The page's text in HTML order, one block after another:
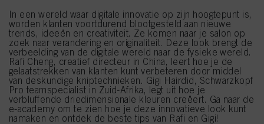
In een wereld waar digitale innovatie op zijn hoogtepunt is,
worden klanten voortdurend blootgesteld aan nieuwe
trends, ideeën en creativiteit. Ze komen naar je salon op
zoek naar verandering en originaliteit. Deze look brengt de
verbeelding van de digitale wereld naar de fysieke wereld.
Rafi Cheng, creatief directeur in China, leert hoe je de
gelaatstrekken van klanten kunt verbeteren door middel
van deskundige kniptechnieken. Gigi Hairdid, Schwarzkopf
Pro teamspecialist in Zuid-Afrika, legt uit hoe je
verbluffende driedimensionale kleuren creëert. Ga naar de
e-academy om te zien hoe je deze innovatieve look kunt
namaken en ontdek de beste tips van Rafi en Gigi!